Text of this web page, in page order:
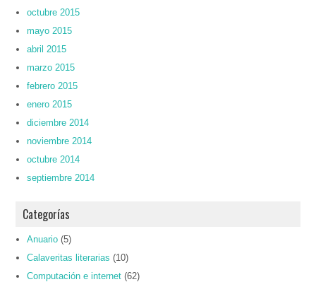
octubre 2015
mayo 2015
abril 2015
marzo 2015
febrero 2015
enero 2015
diciembre 2014
noviembre 2014
octubre 2014
septiembre 2014
Categorías
Anuario (5)
Calaveritas literarias (10)
Computación e internet (62)